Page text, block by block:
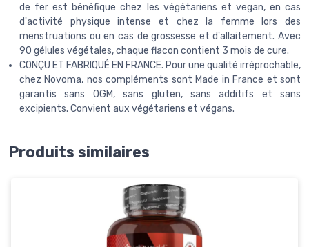
de fer est bénéfique chez les végétariens et vegan, en cas
d'activité physique intense et chez la femme lors des
menstruations ou en cas de grossesse et d'allaitement. Avec
90 gélules végétales, chaque flacon contient 3 mois de cure.
CONÇU ET FABRIQUÉ EN FRANCE. Pour une qualité irréprochable,
chez Novoma, nos compléments sont Made in France et sont
garantis sans OGM, sans gluten, sans additifs et sans
excipients. Convient aux végétariens et végans.
Produits similaires